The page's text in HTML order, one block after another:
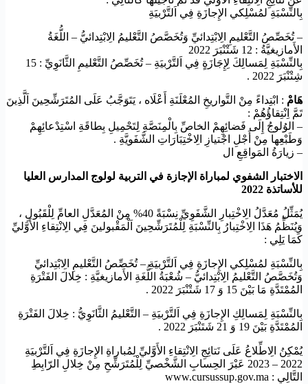
بِالنِّسْبَةِ لمُسْلِكي الإِجازَةِ فِي اَلتَّرْبيَةِ
– تُخَصِّصُ التَّعْليمِ الِابْتِدائيِّ وَتُخَصَّصُ التَّعْليمُ الِابْتِدائيُّ – اللُّغَةُ
الأَمازيغيَّةُ : 12 شَتْنْبَرَ 2022
بِالنِّسْبَةِ لِمَسالِكَ لِإِجَازَةٍ فِي اَلتَّرْبيَةِ – تُخَصِّصُ التَّعْليمِ الثَّانَوِيِّ : 15
شِتْنْبَرَ 2022 .
هَامْ : ابْتِداءً مِنْ التَّواريخِ المُعْلَنَةِ أَعْلَاه ، يَتَوَجَّبُ عَلَى المُتَرَشِّحِينَ اَلَّذِينَ
تَمَّ اِنْتِقاؤُهُمْ :
– الوُلوجُ إِلَى فَضائِهِمْ الخاصِّ بِالْمِنَصَّةِ لِتَحْمِيلِ بِطاقَةِ اسْتِدْعائِهِمْ
وَطَبْعِها مِنْ أَجْلِ اجْتيازِ الِاخْتِبَارَاتِ الشَّفَويَّةِ .
– زيارَةُ المَواقِعِ ال
الاختبار الشفوي لمباراة الإجازة في التربية لولوج المدارس العليا
للأساتذة 2022
يُمَثِّلُ مُعَدَّلُ الِاخْتِبارِ الشَّفَوِيِّ نِسْبَةً 40% مِنْ المُعَدَّلِ العامِّ لِلْقَبُولِ ،
وَيُنَظِّمُ هَذَا الِاخْتِبارُ بِالنِّسْبَةِ لِلْمُتَرَشِّحِينَ اَلْمَقْبولينَ فِي الِانْتِقاءِ الأَوَّليِّ
كَمَا يَلِي :
بِالنِّسْبَةِ لمُسْلِكي الإِجازَةِ فِي اَلتَّرْبيَةِ – تُخَصِّصُ التَّعْليمِ الِابْتِدائيِّ
وَتُخَصَّصُ التَّعْليمُ الِابْتِدائيُّ – شُعْبَةُ اللُّغَةِ الأَمازيغيَّةِ : خِلالَ الفَتْرَةِ
المُمْتَدَّةِ مَا بَيْنَ 15 وَ 17 شَتْنْبَرَ 2022 .
بِالنِّسْبَةِ لِمَسالِكِ الإِجازَةِ فِي اَلتَّرْبيَةِ – التَّعْليمُ الثَّانَوِيُّ : خِلالَ الفَتْرَةِ
المُمْتَدَّةِ بَيْنَ 19 وَ 21 شَتَنْبَرَ 2022 .
يُمْكِنُ الِاطِّلاعُ عَلَى نَتائِجِ الِانْتِقاءِ الأَوَّليِّ لِمُباراةِ الإِجازَةِ فِي اَلتَّرْبيَةِ
2022 – 2023 عَبْرَ الحِسابِ الشَّخْصيِّ لِلْمُتَرَشِّحِ مِنْ خِلالِ الرّابِطِ
التَّالِي : www.cursussup.gov.ma